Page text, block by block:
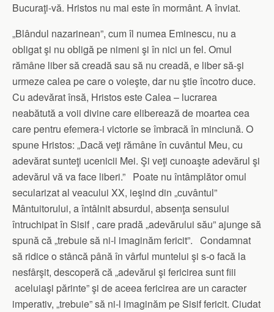
Bucuraţi-vă. Hristos nu mai este în mormânt. A înviat.
„Blândul nazarinean”, cum îl numea Eminescu, nu a
obligat şi nu obligă pe nimeni şi în nici un fel. Omul
rămâne liber să creadă sau să nu creadă, e liber să-şi
urmeze calea pe care o voieşte, dar nu ştie încotro duce.
Cu adevărat însă, Hristos este Calea – lucrarea
neabătută a voii divine care eliberează de moartea cea
care pentru efemera-i victorie se îmbracă în minciună. O
spune Hristos: „Dacă veţi rămâne în cuvântul Meu, cu
adevărat sunteţi ucenicii Mei. Şi veţi cunoaşte adevărul şi
adevărul vă va face liberi.” Poate nu întâmplător omul
secularizat al veacului XX, ieşind din „cuvântul”
Mântuitorului, a întâlnit absurdul, absenţa sensului
întruchipat în Sisif , care pradă „adevărului său” ajunge să
spună că „trebuie să ni-l imaginăm fericit”. Condamnat
să ridice o stâncă până în vârful muntelui şi s-o facă la
nesfârşit, descoperă că „adevărul şi fericirea sunt fiii
aceluiaşi părinte” şi de aceea fericirea are un caracter
imperativ, „trebuie” să ni-l imaginăm pe Sisif fericit. Ciudat